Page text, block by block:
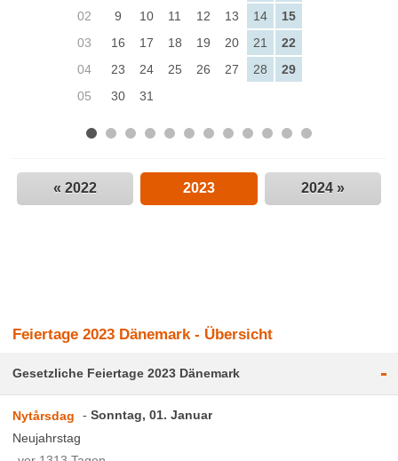
02
9 10 11 12 13 14
15
03
16 17 18 19 20 21
22
04
23 24 25 26 27 28
29
05
30 31
« 2022 2023 2024 »
Feiertage 2023 Dänemark - Übersicht
Gesetzliche Feiertage 2023 Dänemark -
Nytårsdag
Sonntag, 01. Januar
Neujahrstag